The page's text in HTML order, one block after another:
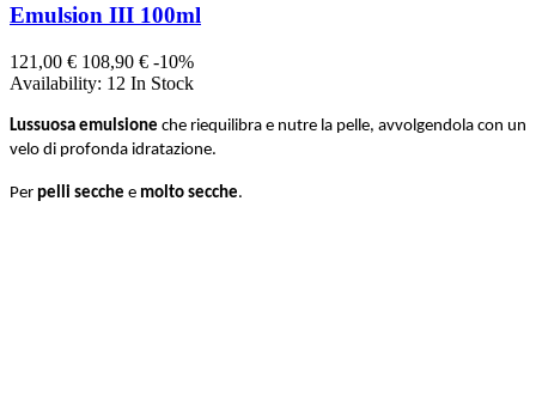
Emulsion III 100ml
121,00 € 108,90 € -10%
Availability: 12 In Stock
Lussuosa emulsione che riequilibra e nutre la pelle, avvolgendola con un
velo di profonda idratazione.
Per pelli secche e molto secche.